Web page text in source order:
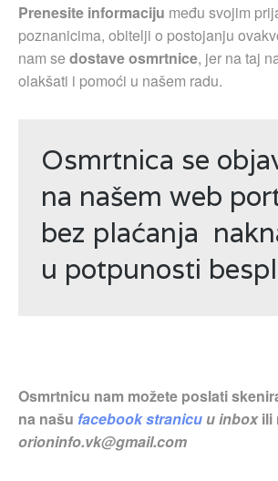
Prenesite informaciju među svojim
poznanicima, obitelji o postojanju
nam sedostave osmrtnice, jer na taj
olakšati i pomoći u našem radu.
Osmrtnica se
na našem web
bez plaćanja
u potpunosti
Osmrtnicu nam možete poslati
na našu facebook stranicu u inboxili
orioninfo.vk@gmail.com